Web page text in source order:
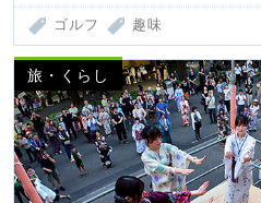
ゴルフ 趣味
旅・くらし